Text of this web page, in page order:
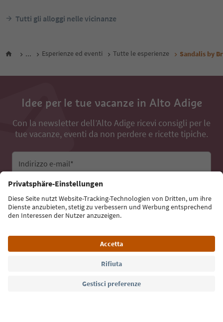
Tutti gli alloggi nelle vicinanze
... Esperienze ed eventi Tutte le esperienze Sandalis by
Idee per le tue vacanze in Alto Adige
Con la newsletter dell’Alto Adige ricevi consigli per le
tue vacanze, eventi da non perdere e ricette tipiche.
Indirizzo e-mail*
Iscriviti alla newsletter